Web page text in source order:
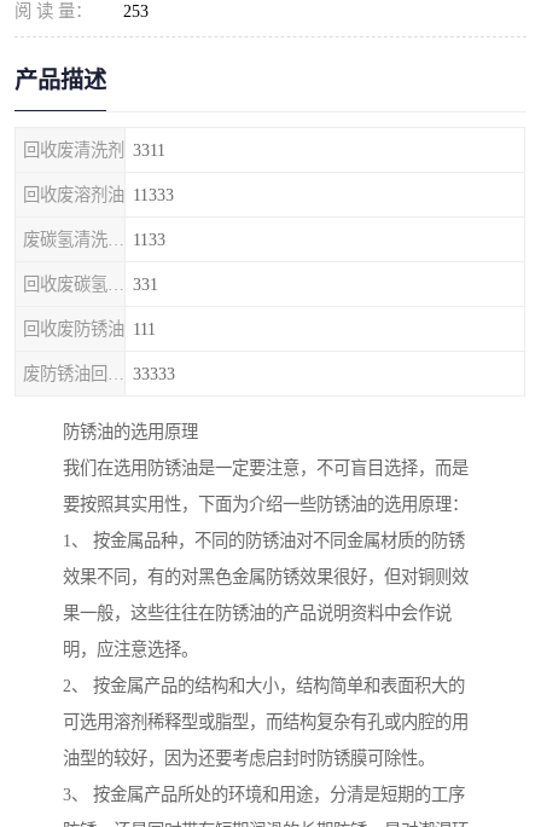
阅 读 量： 253
产品描述
回收废清洗剂 3311
回收废溶剂油 11333
1133
331
回收废防锈油 111
33333
防锈油的选用原理
我们在选用防锈油是一定要注意，不可盲目选择，而是
要按照其实用性，下面为介绍一些防锈油的选用原理：
1、 按金属品种，不同的防锈油对不同金属材质的防锈
效果不同，有的对黑色金属防锈效果很好，但对铜则效
果一般，这些往往在防锈油的产品说明资料中会作说
明，应注意选择。
2、 按金属产品的结构和大小，结构简单和表面积大的
可选用溶剂稀释型或脂型，而结构复杂有孔或内腔的用
油型的较好，因为还要考虑启封时防锈膜可除性。
3、 按金属产品所处的环境和用途，分清是短期的工序